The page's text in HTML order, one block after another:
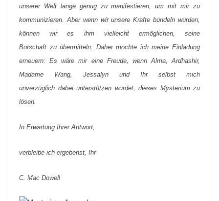
unserer Welt lange genug zu manifestieren, um mit mir zu
kommunizieren. Aber wenn wir unsere Kräfte bündeln würden,
können wir es ihm vielleicht ermöglichen, seine
Botschaft zu übermitteln. Daher möchte ich meine Einladung
erneuern: Es wäre mir eine Freude, wenn Alma, Ardhashir,
Madame Wang, Jessalyn und Ihr selbst mich
unverzüglich dabei unterstützen würdet, dieses Mysterium zu
lösen.
In Erwartung Ihrer Antwort,
verbleibe ich ergebenst, Ihr
C. Mac Dowell